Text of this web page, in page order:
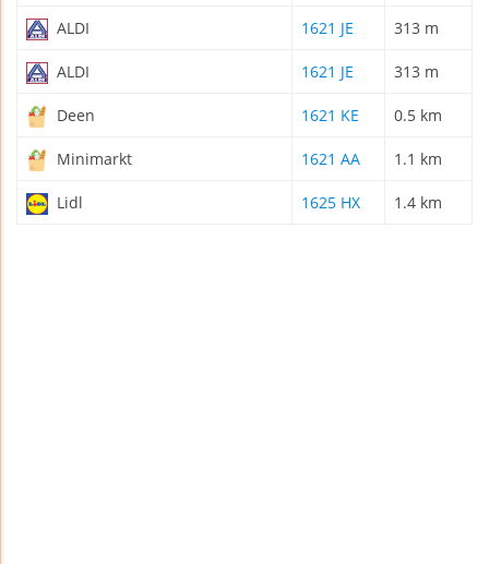
ALDI 1621 JE 313 m
ALDI 1621 JE 313 m
Deen 1621 KE 0.5 km
Minimarkt 1621 AA 1.1 km
Lidl 1625 HX 1.4 km